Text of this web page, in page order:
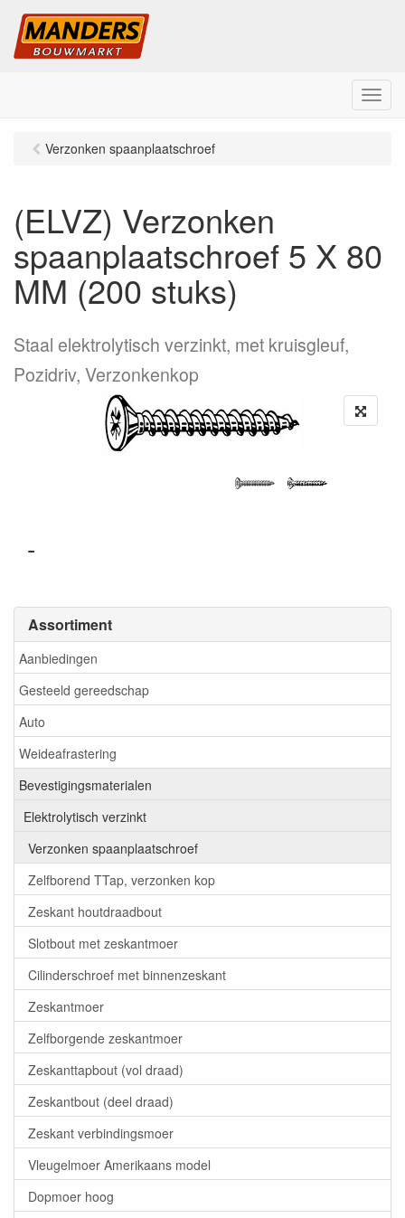
M
e
Assortiment
Aanbiedingen
Gesteeld gereedschap
Auto
Weideafrastering
Bevestigingsmaterialen
Elektrolytisch verzinkt
Verzonken spaanplaatschroef
Zelfborend TTap, verzonken kop
Zeskant houtdraadbout
Slotbout met zeskantmoer
Cilinderschroef met binnenzeskant
Zeskantmoer
Zelfborgende zeskantmoer
Zeskanttapbout (vol draad)
Zeskantbout (deel draad)
Zeskant verbindingsmoer
Vleugelmoer Amerikaans model
Dopmoer hoog
Verzonken spaanplaatschroef
(ELVZ) Verzonken
spaanplaatschroef 5 X 80
MM (200 stuks)
Staal elektrolytisch verzinkt, met kruisgleuf,
Pozidriv, Verzonkenkop
-